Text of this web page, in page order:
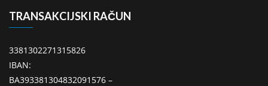
TRANSAKCIJSKI RAČUN
3381302271315826
IBAN:
BA393381304832091576 –